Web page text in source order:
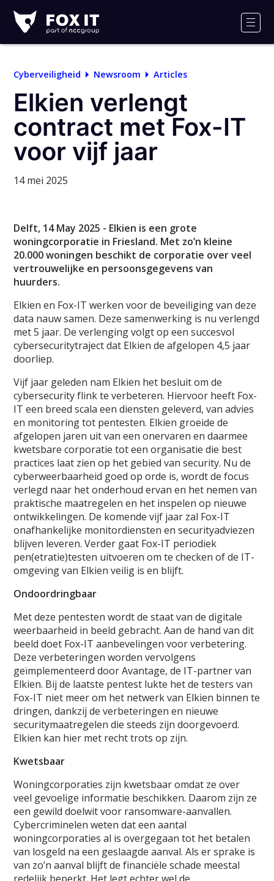
IT
Logo
Cyberveiligheid Newsroom Articles
Elkien verlengt
contract met Fox-IT
voor vijf jaar
14 mei 2025
Delft, 14 May 2025 - Elkien is een grote
woningcorporatie in Friesland. Met zo’n kleine
20.000 woningen beschikt de corporatie over veel
vertrouwelijke en persoonsgegevens van
huurders.
Elkien en Fox-IT werken voor de beveiliging van deze
data nauw samen. Deze samenwerking is nu verlengd
met 5 jaar. De verlenging volgt op een succesvol
cybersecuritytraject dat Elkien de afgelopen 4,5 jaar
doorliep.
Vijf jaar geleden nam Elkien het besluit om de
cybersecurity flink te verbeteren. Hiervoor heeft Fox-
IT een breed scala een diensten geleverd, van advies
en monitoring tot pentesten. Elkien groeide de
afgelopen jaren uit van een onervaren en daarmee
kwetsbare corporatie tot een organisatie die best
practices laat zien op het gebied van security. Nu de
cyberweerbaarheid goed op orde is, wordt de focus
verlegd naar het onderhoud ervan en het nemen van
praktische maatregelen en het inspelen op nieuwe
ontwikkelingen. De komende vijf jaar zal Fox-IT
onafhankelijke monitordiensten en securityadviezen
blijven leveren. Verder gaat Fox-IT periodiek
pen(etratie)testen uitvoeren om te checken of de IT-
omgeving van Elkien veilig is en blijft.
Ondoordringbaar
Met deze pentesten wordt de staat van de digitale
weerbaarheid in beeld gebracht. Aan de hand van dit
beeld doet Fox-IT aanbevelingen voor verbetering.
Deze verbeteringen worden vervolgens
geïmplementeerd door Avantage, de IT-partner van
Elkien. Bij de laatste pentest lukte het de testers van
Fox-IT niet meer om het netwerk van Elkien binnen te
dringen, dankzij de verbeteringen en nieuwe
securitymaatregelen die steeds zijn doorgevoerd.
Elkien kan hier met recht trots op zijn.
Kwetsbaar
Woningcorporaties zijn kwetsbaar omdat ze over
veel gevoelige informatie beschikken. Daarom zijn ze
een gewild doelwit voor ransomware-aanvallen.
Cybercriminelen weten dat een aantal
woningcorporaties al is overgegaan tot het betalen
van losgeld na een geslaagde aanval. Als er sprake is
van zo’n aanval blijft de financiële schade meestal